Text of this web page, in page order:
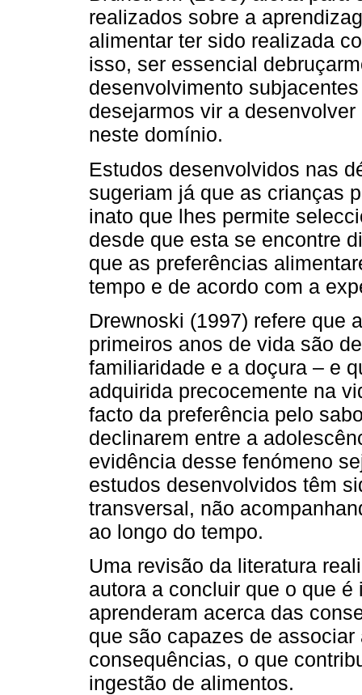
realizados sobre a
alimentar ter sido realizada
isso, ser essencial
desenvolvimento
desejarmos vir a
neste domínio.
Estudos desenvolvidos nas
sugeriam já que as crianças
inato que lhes permite
desde que esta se encontre
que as preferências
tempo e de acordo com a
Drewnoski (1997) refere que
primeiros anos de vida são
familiaridade e a doçura – e
adquirida precocemente na
facto da preferência pelo
declinarem entre a
evidência desse fenómeno
estudos desenvolvidos têm
transversal, não
ao longo do tempo.
Uma revisão da literatura
autora a concluir que o que
aprenderam acerca das
que são capazes de
consequências, o que
ingestão de alimentos.